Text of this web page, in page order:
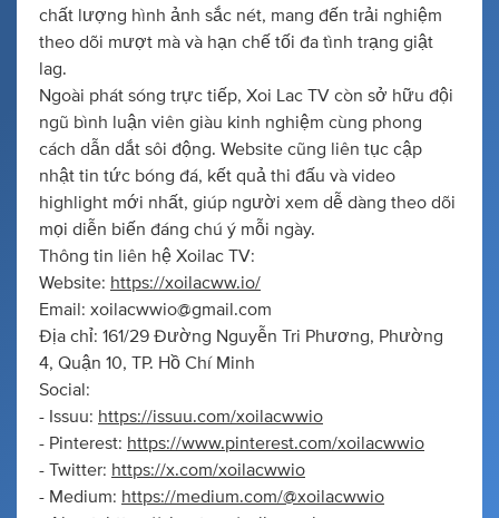
chất lượng hình ảnh sắc nét, mang đến trải nghiệm
theo dõi mượt mà và hạn chế tối đa tình trạng giật
lag.
Ngoài phát sóng trực tiếp, Xoi Lac TV còn sở hữu đội
ngũ bình luận viên giàu kinh nghiệm cùng phong
cách dẫn dắt sôi động. Website cũng liên tục cập
nhật tin tức bóng đá, kết quả thi đấu và video
highlight mới nhất, giúp người xem dễ dàng theo dõi
mọi diễn biến đáng chú ý mỗi ngày.
Thông tin liên hệ Xoilac TV:
Website: https://xoilacww.io/
Email: xoilacwwio@gmail.com
Địa chỉ: 161/29 Đường Nguyễn Tri Phương, Phường
4, Quận 10, TP. Hồ Chí Minh
Social:
- Issuu: https://issuu.com/xoilacwwio
- Pinterest: https://www.pinterest.com/xoilacwwio
- Twitter: https://x.com/xoilacwwio
- Medium: https://medium.com/@xoilacwwio